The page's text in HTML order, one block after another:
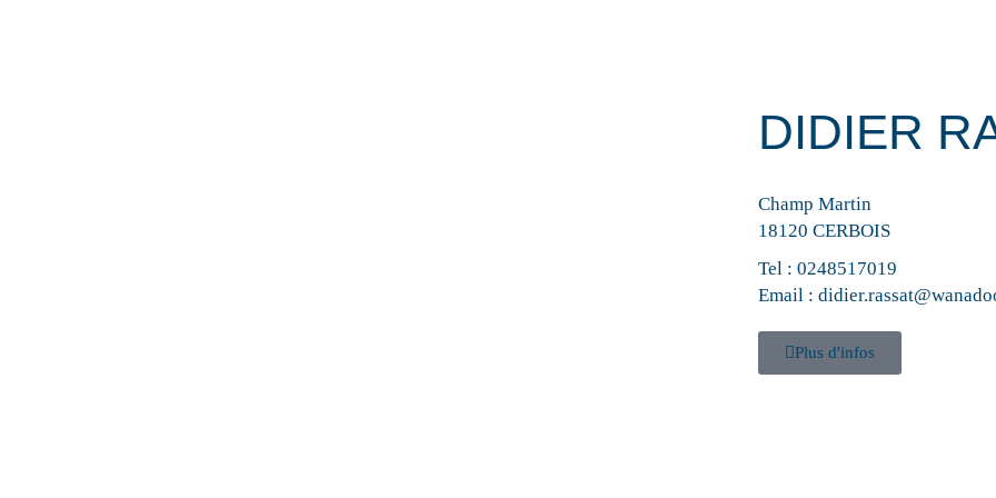
DIDIER
Champ Martin
18120 CERBOIS
Tel : 0248517019
Email :
Plus d'infos